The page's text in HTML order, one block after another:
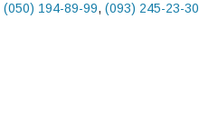
(050) 194-89-99, (093) 245-23-30